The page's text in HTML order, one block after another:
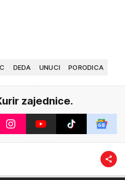
DEDA UNUCI PORODICA
zajednice.